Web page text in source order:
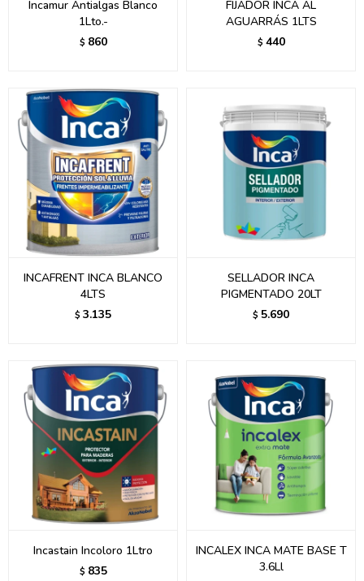
Incamur Antialgas Blanco
1Lto.-
$ 860
FIJADOR INCA AL
AGUARRÁS 1LTS
$ 440
INCAFRENT INCA BLANCO
4LTS
$ 3.135
SELLADOR INCA
PIGMENTADO 20LT
$ 5.690
Incastain Incoloro 1Ltro
$ 835
INCALEX INCA MATE BASE T
3.6Ll